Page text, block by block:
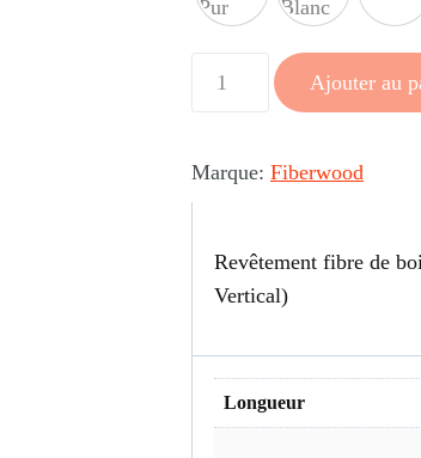
Fiberwood
Édition
Baguette
Ajouter au
Marque: Fiberwood
Revêtement fibre de
Vertical)
Longueur